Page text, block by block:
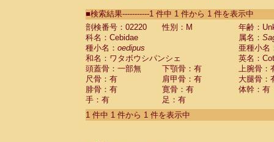
CebidaeSaguinus labiatus(0)
Cebidae Saguinus leucopus (0)
Cebidae
Cebidae
CebidaeSaguinus nigricollis (0)
Cebidae Saguinus oedipus
Cebidae Saguinus weddelli
Cebidae Saguinusspp.
Cebidae Aotus trivirgatus
Cebidae Cebus albifrons
■検索結果-----------1 件中 1 件から 1 件を表示中
剖検番号：02220
性別：M
年齢：
科名：Cebidae
属名：
種小名： oedipus
亜種小名
和名：ワタボウシパンシェ
英名：
頭蓋骨：一部無
下顎骨：有
上腕骨：
尺骨：有
肩甲骨：有
大腿骨：
腓骨：有
寛骨：有
体幹：有
手：有
足：有
1 件中 1 件から 1 件を表示中